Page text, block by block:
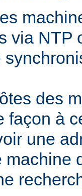
via NTP
des
façon à
une
machine